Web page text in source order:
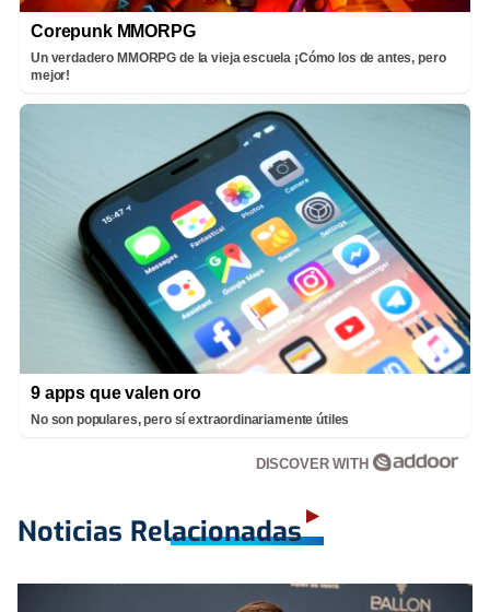
Corepunk MMORPG
Un verdadero MMORPG de la vieja escuela ¡Cómo los de antes, pero
mejor!
9 apps que valen oro
No son populares, pero sí extraordinariamente útiles
DISCOVER WITH
Noticias Relacionadas